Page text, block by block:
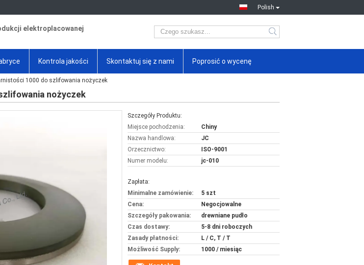
Polish
elektroplacowanej
Kontrola jakości Skontaktuj się z nami Poprosić o wycenę
1000 do szlifowania nożyczek
nożyczek
Szczegóły Produktu:
Miejsce pochodzenia:
Chiny
Nazwa handlowa:
JC
Orzecznictwo:
ISO-9001
Numer modelu:
jc-010
Zapłata:
Minimalne zamówienie:
5 szt
Cena:
Negocjowalne
Szczegóły pakowania:
drewniane pudło
Czas dostawy:
5-8 dni roboczych
Zasady płatności:
L / C, T / T
Możliwość Supply:
1000 / miesiąc